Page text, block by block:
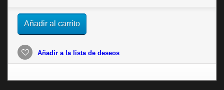
Añadir al carrito
Añadir a la lista de deseos